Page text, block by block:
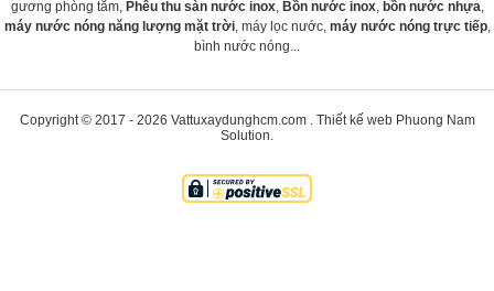
gương phòng tắm, Phễu thu sàn nước inox, Bồn nước inox, bồn nước nhựa
máy nước nóng năng lượng mặt trời, máy lọc nước, máy nước nóng trực tiếp,
bình nước nóng...
Copyright © 2017 - 2026 Vattuxaydunghcm.com. Thiết kế web Phuong Nam
Solution